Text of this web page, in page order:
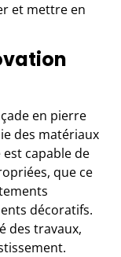
et mettre en
en pierre
des matériaux
capable de
que ce
décoratifs.
des travaux,